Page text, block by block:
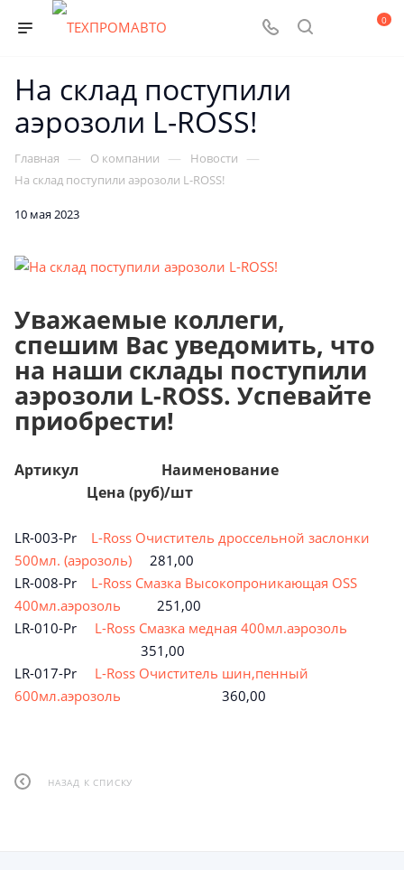
0
На склад поступили
аэрозоли L-ROSS!
Главная — О компании — Новости —
На склад поступили аэрозоли L-ROSS!
10 мая 2023
Уважаемые коллеги,
спешим Вас уведомить, что
на наши склады поступили
аэрозоли L-ROSS. Успевайте
приобрести!
Артикул Наименование
Цена (руб)/шт
LR-003-Pr L-Ross Очиститель дроссельной заслонки
500мл. (аэрозоль) 281,00
LR-008-Pr L-Ross Смазка Высокопроникающая OSS
400мл.аэрозоль 251,00
LR-010-Pr L-Ross Смазка медная 400мл.аэрозоль
351,00
LR-017-Pr L-Ross Очиститель шин,пенный
600мл.аэрозоль 360,00
НАЗАД К СПИСКУ